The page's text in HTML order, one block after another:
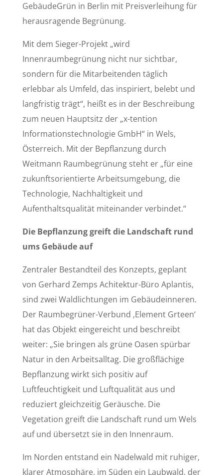
GebäudeGrün in Berlin mit Preisverleihung für
herausragende Begrünung.
Mit dem Sieger-Projekt „wird
Innenraumbegrünung nicht nur sichtbar,
sondern für die Mitarbeitenden täglich
erlebbar als Umfeld, das inspiriert, belebt und
langfristig trägt“, heißt es in der Beschreibung
zum neuen Hauptsitz der „x-tention
Informationstechnologie GmbH“ in Wels,
Österreich. Mit der Bepflanzung durch
Weitmann Raumbegrünung steht er „für eine
zukunftsorientierte Arbeitsumgebung, die
Technologie, Nachhaltigkeit und
Aufenthaltsqualität miteinander verbindet.“
Die Bepflanzung greift die Landschaft rund
ums Gebäude auf
Zentraler Bestandteil des Konzepts, geplant
von Gerhard Zemps Achitektur-Büro Aplantis,
sind zwei Waldlichtungen im Gebäudeinneren.
Der Raumbegrüner-Verbund ‚Element Grteen‘
hat das Objekt eingereicht und beschreibt
weiter: „Sie bringen als grüne Oasen spürbar
Natur in den Arbeitsalltag. Die großflächige
Bepflanzung wirkt sich positiv auf
Luftfeuchtigkeit und Luftqualität aus und
reduziert gleichzeitig Geräusche. Die
Vegetation greift die Landschaft rund um Wels
auf und übersetzt sie in den Innenraum.
Im Norden entstand ein Nadelwald mit ruhiger,
klarer Atmosphäre, im Süden ein Laubwald, der